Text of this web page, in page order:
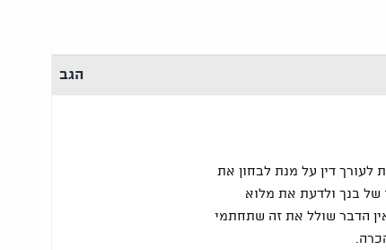
הגב
לעורך דין על מנת לבחון את
של בנך ולדעת את מלוא
הדבר שולל את זה שתחתמי